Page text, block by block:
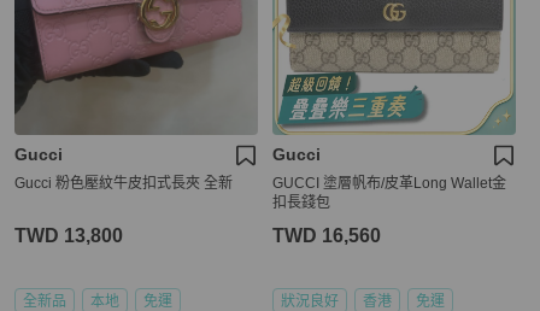
Gucci
Gucci 粉色壓紋牛皮扣式長夾 全新
TWD 13,800
全新品 本地 免運
Gucci
GUCCI 塗層帆布/皮革Long Wallet金
扣長錢包
TWD 16,560
狀況良好 香港 免運